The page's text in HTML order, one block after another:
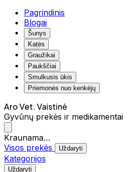
Pagrindinis
Blogai
Šunys
Katės
Graužikai
Paukščiai
Smulkusis ūkis
Priemonės nuo kenkėjų
Aro Vet. Vaistinė
Gyvūnų prekės ir medikamentai
Kraunama…
Visos prekės
Uždaryti
Kategorijos
Uždaryti